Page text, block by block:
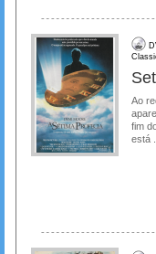
Ao
fim
está ...